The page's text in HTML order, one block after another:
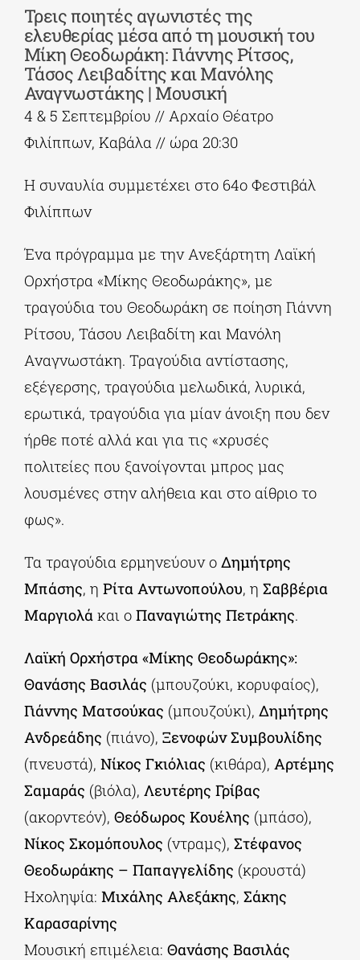
Τρεις ποιητές αγωνιστές της
ελευθερίας μέσα από τη μουσική του
Μίκη Θεοδωράκη: Γιάννης Ρίτσος,
Τάσος Λειβαδίτης και Μανόλης
Αναγνωστάκης | Μουσική
4 & 5 Σεπτεμβρίου // Αρχαίο Θέατρο
Φιλίππων, Καβάλα // ώρα 20:30
Η συναυλία συμμετέχει στο 64ο Φεστιβάλ
Φιλίππων
Ένα πρόγραμμα με την Ανεξάρτητη Λαϊκή
Ορχήστρα «Μίκης Θεοδωράκης», με
τραγούδια του Θεοδωράκη σε ποίηση Γιάννη
Ρίτσου, Τάσου Λειβαδίτη και Μανόλη
Αναγνωστάκη. Τραγούδια αντίστασης,
εξέγερσης, τραγούδια μελωδικά, λυρικά,
ερωτικά, τραγούδια για μίαν άνοιξη που δεν
ήρθε ποτέ αλλά και για τις «χρυσές
πολιτείες που ξανοίγονται μπρος μας
λουσμένες στην αλήθεια και στο αίθριο το
φως».
Τα τραγούδια ερμηνεύουν ο Δημήτρης
Μπάσης, η Ρίτα Αντωνοπούλου, η Σαββέρια
Μαργιολά και ο Παναγιώτης Πετράκης.
Λαϊκή Ορχήστρα «Μίκης Θεοδωράκης»:
Θανάσης Βασιλάς (μπουζούκι, κορυφαίος),
Γιάννης Ματσούκας (μπουζούκι), Δημήτρης
Ανδρεάδης (πιάνο), Ξενοφών Συμβουλίδης
(πνευστά), Νίκος Γκιόλιας (κιθάρα), Αρτέμης
Σαμαράς (βιόλα), Λευτέρης Γρίβας
(ακορντεόν), Θεόδωρος Κουέλης (μπάσο),
Νίκος Σκομόπουλος (ντραμς), Στέφανος
Θεοδωράκης – Παπαγγελίδης (κρουστά)
Ηχοληψία: Μιχάλης Αλεξάκης, Σάκης
Καρασαρίνης
Μουσική επιμέλεια: Θανάσης Βασιλάς